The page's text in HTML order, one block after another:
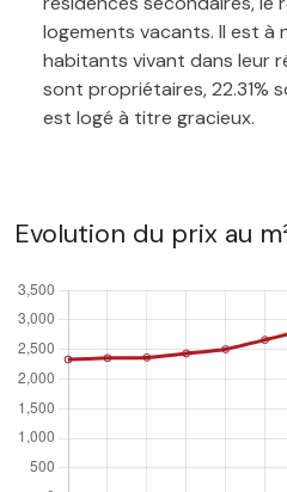
logements vacants. Il est à
habitants vivant dans leur
sont propriétaires, 22.31%
est logé à titre gracieux.
Evolution du prix au